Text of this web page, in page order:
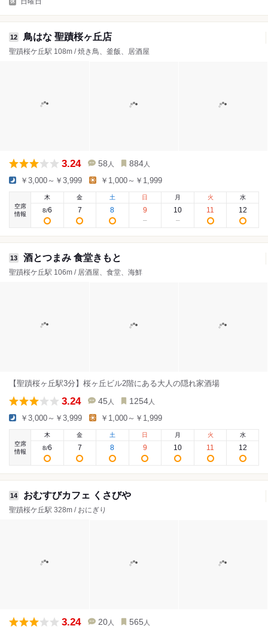
12 鳥はな 聖蹟桜ヶ丘店
聖蹟桜ケ丘駅 108m / 焼き鳥、釜飯、居酒屋
3.24 58 人 884 人
￥3,000～￥3,999 ￥1,000～￥1,999
空席
情報
木
8/6
金
7
土
8
日
9
月
10
火
11
水
12
13 酒とつまみ 食堂きもと
聖蹟桜ケ丘駅 106m / 居酒屋、食堂、海鮮
【聖蹟桜ヶ丘駅3分】桜ヶ丘ビル2階にある大人の隠れ家酒場
3.24 45 人 1254 人
￥3,000～￥3,999 ￥1,000～￥1,999
空席
情報
木
8/6
金
7
土
8
日
9
月
10
火
11
水
12
14 おむすびカフェ くさびや
聖蹟桜ケ丘駅 328m / おにぎり
3.24 20 人 565 人